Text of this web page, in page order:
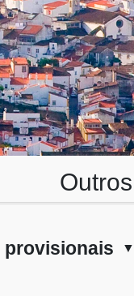
provisionais ▼